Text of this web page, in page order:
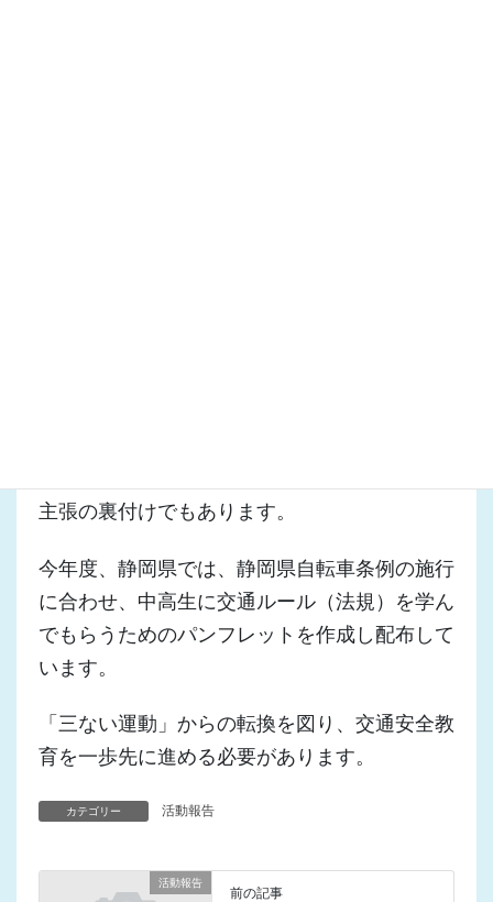
主張の裏付けでもあります。
今年度、静岡県では、静岡県自転車条例の施行
に合わせ、中高生に交通ルール（法規）を学ん
でもらうためのパンフレットを作成し配布して
います。
「三ない運動」からの転換を図り、 交通安全教
育を一歩先に進める必要があります。
カテゴリー 活動報告
活動報告
前の記事